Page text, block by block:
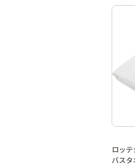
ロッ
バス